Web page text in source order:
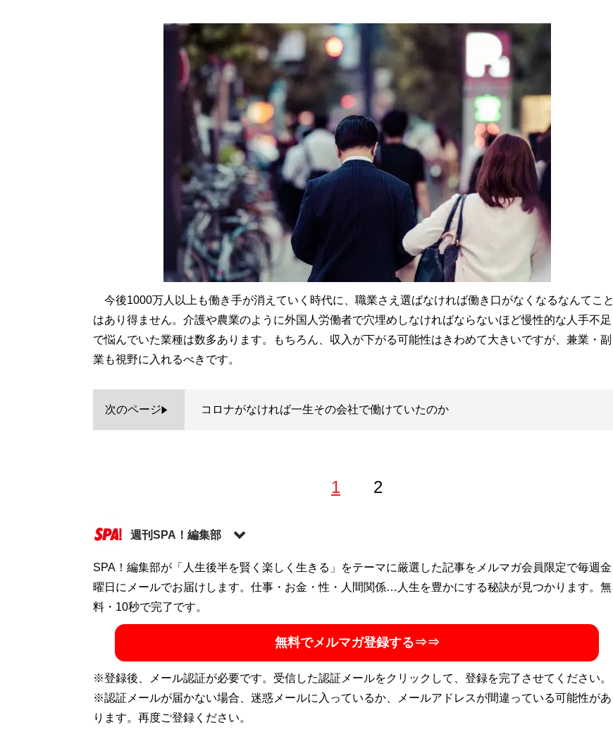
今後1000万人以上も働き手が消えていく時代に、職業さえ選ばなければ働き口がなくなるなんてこと
はあり得ません。介護や農業のように外国人労働者で穴埋めしなければならないほど慢性的な人手不足
で悩んでいた業種は数多あります。もちろん、収入が下がる可能性はきわめて大きいですが、兼業・副
業も視野に入れるべきです。
次のページ コロナがなければ一生その会社で働けていたのか
1 2
週刊SPA！編集部
記事一覧へ
SPA！編集部が「人生後半を賢く楽しく生きる」をテーマに厳選した記事をメルマガ会員限定で毎週金
曜日にメールでお届けします。仕事・お金・性・人間関係…人生を豊かにする秘訣が見つかります。無
料・10秒で完了です。
無料でメルマガ登録する⇒⇒
※登録後、メール認証が必要です。受信した認証メールをクリックして、登録を完了させてください。
※認証メールが届かない場合、迷惑メールに入っているか、メールアドレスが間違っている可能性があ
ります。再度ご登録ください。